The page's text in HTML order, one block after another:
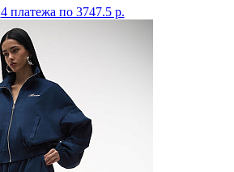
4 платежа по 3747.5 р.